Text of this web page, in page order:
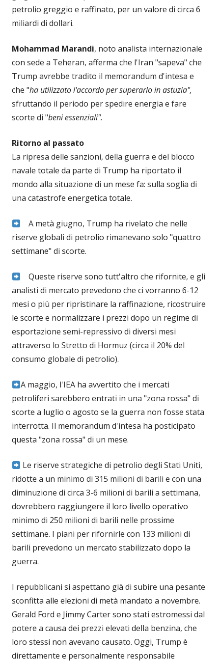
petrolio greggio e raffinato, per un valore di circa 6
miliardi di dollari.
Mohammad Marandi, noto analista internazionale
con sede a Teheran, afferma che l'Iran "sapeva" che
Trump avrebbe tradito il memorandum d'intesa e
che "ha utilizzato l'accordo per superarlo in astuzia",
sfruttando il periodo per spedire energia e fare
scorte di "beni essenziali".
Ritorno al passato
La ripresa delle sanzioni, della guerra e del blocco
navale totale da parte di Trump ha riportato il
mondo alla situazione di un mese fa: sulla soglia di
una catastrofe energetica totale.
A metà giugno, Trump ha rivelato che nelle
riserve globali di petrolio rimanevano solo "quattro
settimane" di scorte.
Queste riserve sono tutt'altro che rifornite, e gli
analisti di mercato prevedono che ci vorranno 6-12
mesi o più per ripristinare la raffinazione, ricostruire
le scorte e normalizzare i prezzi dopo un regime di
esportazione semi-repressivo di diversi mesi
attraverso lo Stretto di Hormuz (circa il 20% del
consumo globale di petrolio).
A maggio, l'IEA ha avvertito che i mercati
petroliferi sarebbero entrati in una "zona rossa" di
scorte a luglio o agosto se la guerra non fosse stata
interrotta. Il memorandum d'intesa ha posticipato
questa "zona rossa" di un mese.
Le riserve strategiche di petrolio degli Stati Uniti,
ridotte a un minimo di 315 milioni di barili e con una
diminuzione di circa 3-6 milioni di barili a settimana,
dovrebbero raggiungere il loro livello operativo
minimo di 250 milioni di barili nelle prossime
settimane. I piani per rifornirle con 133 milioni di
barili prevedono un mercato stabilizzato dopo la
guerra.
I repubblicani si aspettano già di subire una pesante
sconfitta alle elezioni di metà mandato a novembre.
Gerald Ford e Jimmy Carter sono stati estromessi dal
potere a causa dei prezzi elevati della benzina, che
loro stessi non avevano causato. Oggi, Trump è
direttamente e personalmente responsabile